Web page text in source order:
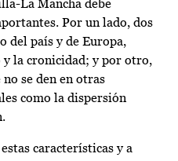
La Mancha debe
Por un lado, dos
del país y de Europa,
y la cronicidad; y por otro,
se den en otras
como la dispersión
características y a